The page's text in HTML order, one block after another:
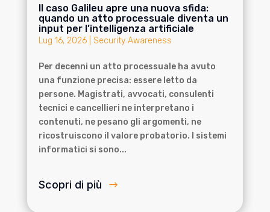
Il caso Galileu apre una nuova sfida:
quando un atto processuale diventa un
input per l’intelligenza artificiale
Lug 16, 2026| Security Awareness
Per decenni un atto processuale ha avuto
una funzione precisa: essere letto da
persone. Magistrati, avvocati, consulenti
tecnici e cancellieri ne interpretano i
contenuti, ne pesano gli argomenti, ne
ricostruiscono il valore probatorio. I sistemi
informatici si sono...
Scopri di più